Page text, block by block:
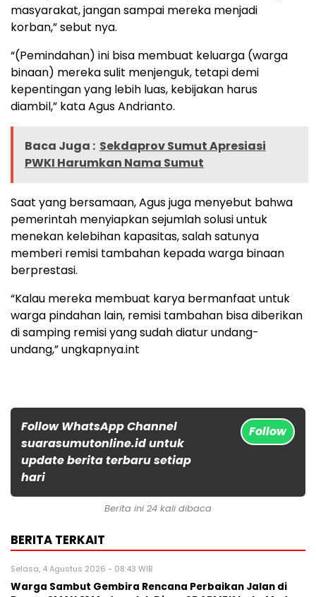
masyarakat, jangan sampai mereka menjadi
korban,” sebut nya.
“(Pemindahan) ini bisa membuat keluarga (warga
binaan) mereka sulit menjenguk, tetapi demi
kepentingan yang lebih luas, kebijakan harus
diambil,” kata Agus Andrianto.
Baca Juga : Sekdaprov Sumut Apresiasi
PWKI Harumkan Nama Sumut
Saat yang bersamaan, Agus juga menyebut bahwa
pemerintah menyiapkan sejumlah solusi untuk
menekan kelebihan kapasitas, salah satunya
memberi remisi tambahan kepada warga binaan
berprestasi.
“Kalau mereka membuat karya bermanfaat untuk
warga pindahan lain, remisi tambahan bisa diberikan
di samping remisi yang sudah diatur undang-
undang,” ungkapnya.int
Follow WhatsApp Channel
suarasumutonline.id untuk
update berita terbaru setiap
hari
Follow
Berita ini 24 kali dibaca
BERITA TERKAIT
Selasa, 4 Agustus 2026 - 08:43 WIB
Warga Sambut Gembira Rencana Perbaikan Jalan di